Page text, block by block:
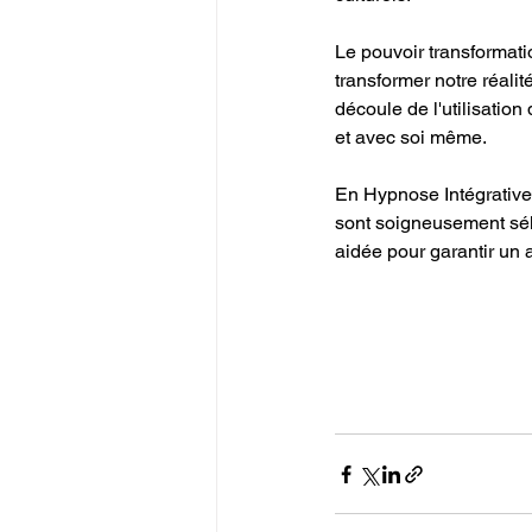
Le pouvoir
transformer notre
découle de l'utilisation
et avec soi même.
En Hypnose
sont soigneusement
aidée pour garantir un